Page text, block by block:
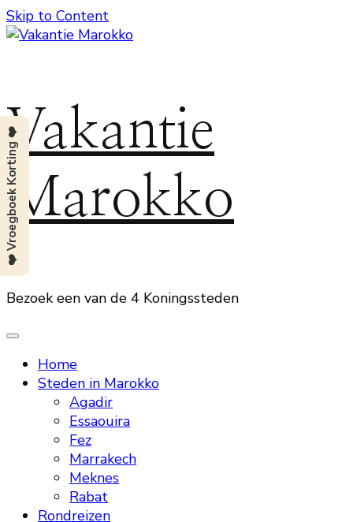
Skip to Content
Vakantie
Marokko
Bezoek een van de 4 Koningssteden
Home
Steden in Marokko
Agadir
Essaouira
Fez
Marrakech
Meknes
Rabat
Rondreizen
❤️ Vroegboek Korting ❤️